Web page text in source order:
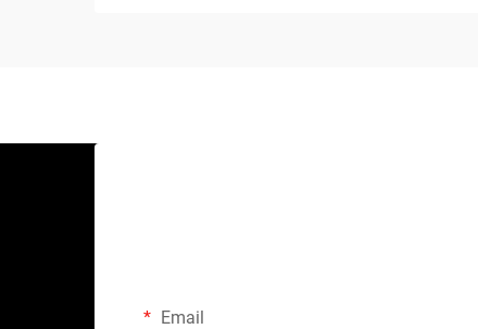
Email